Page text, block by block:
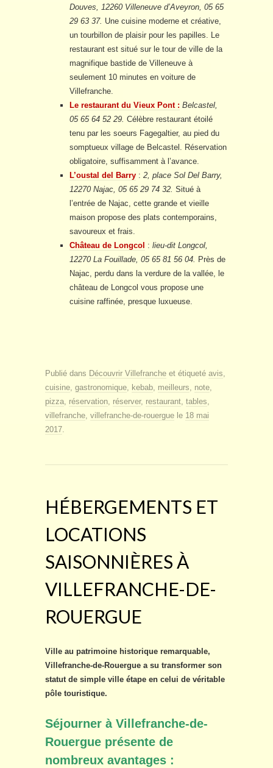
Douves, 12260 Villeneuve d’Aveyron, 05 65
29 63 37. Une cuisine moderne et créative,
un tourbillon de plaisir pour les papilles. Le
restaurant est situé sur le tour de ville de la
magnifique bastide de Villeneuve à
seulement 10 minutes en voiture de
Villefranche.
Le restaurant du Vieux Pont : Belcastel,
05 65 64 52 29. Célèbre restaurant étoilé
tenu par les soeurs Fagegaltier, au pied du
somptueux village de Belcastel. Réservation
obligatoire, suffisamment à l’avance.
L’oustal del Barry : 2, place Sol Del Barry,
12270 Najac, 05 65 29 74 32. Situé à
l’entrée de Najac, cette grande et vieille
maison propose des plats contemporains,
savoureux et frais.
Château de Longcol : lieu-dit Longcol,
12270 La Fouillade, 05 65 81 56 04. Près de
Najac, perdu dans la verdure de la vallée, le
château de Longcol vous propose une
cuisine raffinée, presque luxueuse.
Publié dans Découvrir Villefranche et étiqueté avis,
cuisine, gastronomique, kebab, meilleurs, note,
pizza, réservation, réserver, restaurant, tables,
villefranche, villefranche-de-rouergue le 18 mai
2017.
HÉBERGEMENTS ET
LOCATIONS
SAISONNIÈRES À
VILLEFRANCHE-DE-
ROUERGUE
Ville au patrimoine historique remarquable,
Villefranche-de-Rouergue a su transformer son
statut de simple ville étape en celui de véritable
pôle touristique.
Séjourner à Villefranche-de-
Rouergue présente de
nombreux avantages :